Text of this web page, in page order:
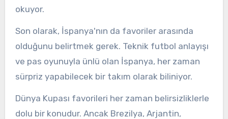
okuyor.
Son olarak, İspanya'nın da favoriler arasında
olduğunu belirtmek gerek. Teknik futbol anlayışı
ve pas oyunuyla ünlü olan İspanya, her zaman
sürpriz yapabilecek bir takım olarak biliniyor.
Dünya Kupası favorileri her zaman belirsizliklerle
dolu bir konudur. Ancak Brezilya, Arjantin,